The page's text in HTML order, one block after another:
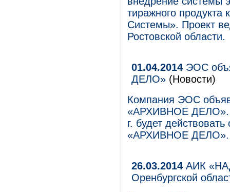
тиражного
Системы». Проект
Ростовской области.
01.04.2014 ЭОС
ДЕЛО» (Новости)
Компания ЭОС
«АРХИВНОЕ ДЕЛО».
г. будет
«АРХИВНОЕ ДЕЛО».
26.03.2014 АИК
Оренбургской